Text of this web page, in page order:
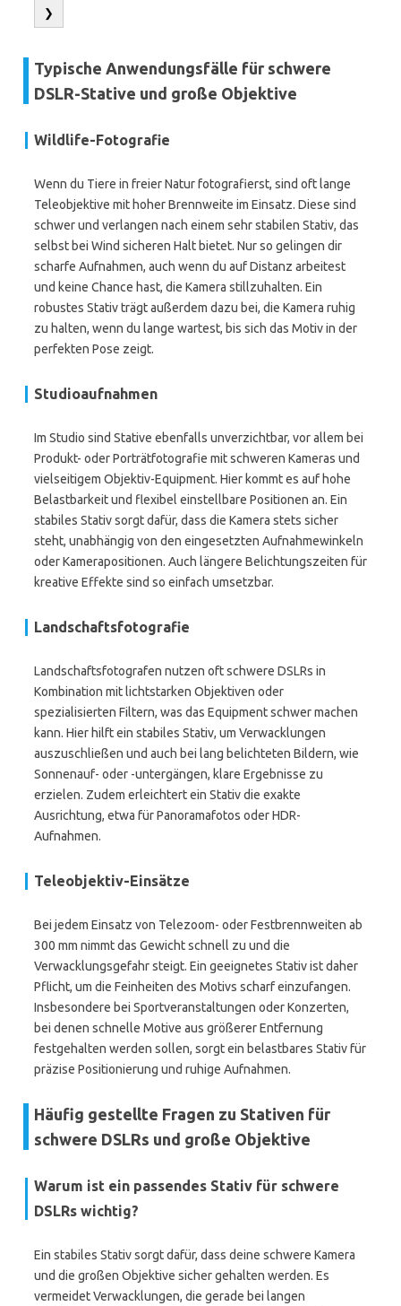
❯
Typische Anwendungsfälle für schwere
DSLR-Stative und große Objektive
Wildlife-Fotografie
Wenn du Tiere in freier Natur fotografierst, sind oft lange
Teleobjektive mit hoher Brennweite im Einsatz. Diese sind
schwer und verlangen nach einem sehr stabilen Stativ, das
selbst bei Wind sicheren Halt bietet. Nur so gelingen dir
scharfe Aufnahmen, auch wenn du auf Distanz arbeitest
und keine Chance hast, die Kamera stillzuhalten. Ein
robustes Stativ trägt außerdem dazu bei, die Kamera ruhig
zu halten, wenn du lange wartest, bis sich das Motiv in der
perfekten Pose zeigt.
Studioaufnahmen
Im Studio sind Stative ebenfalls unverzichtbar, vor allem bei
Produkt- oder Porträtfotografie mit schweren Kameras und
vielseitigem Objektiv-Equipment. Hier kommt es auf hohe
Belastbarkeit und flexibel einstellbare Positionen an. Ein
stabiles Stativ sorgt dafür, dass die Kamera stets sicher
steht, unabhängig von den eingesetzten Aufnahmewinkeln
oder Kamerapositionen. Auch längere Belichtungszeiten für
kreative Effekte sind so einfach umsetzbar.
Landschaftsfotografie
Landschaftsfotografen nutzen oft schwere DSLRs in
Kombination mit lichtstarken Objektiven oder
spezialisierten Filtern, was das Equipment schwer machen
kann. Hier hilft ein stabiles Stativ, um Verwacklungen
auszuschließen und auch bei lang belichteten Bildern, wie
Sonnenauf- oder -untergängen, klare Ergebnisse zu
erzielen. Zudem erleichtert ein Stativ die exakte
Ausrichtung, etwa für Panoramafotos oder HDR-
Aufnahmen.
Teleobjektiv-Einsätze
Bei jedem Einsatz von Telezoom- oder Festbrennweiten ab
300 mm nimmt das Gewicht schnell zu und die
Verwacklungsgefahr steigt. Ein geeignetes Stativ ist daher
Pflicht, um die Feinheiten des Motivs scharf einzufangen.
Insbesondere bei Sportveranstaltungen oder Konzerten,
bei denen schnelle Motive aus größerer Entfernung
festgehalten werden sollen, sorgt ein belastbares Stativ für
präzise Positionierung und ruhige Aufnahmen.
Häufig gestellte Fragen zu Stativen für
schwere DSLRs und große Objektive
Warum ist ein passendes Stativ für schwere
DSLRs wichtig?
Ein stabiles Stativ sorgt dafür, dass deine schwere Kamera
und die großen Objektive sicher gehalten werden. Es
vermeidet Verwacklungen, die gerade bei langen